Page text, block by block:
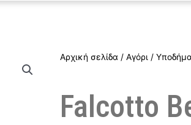
Αρχική σελίδα / Αγόρι /
Falcotto